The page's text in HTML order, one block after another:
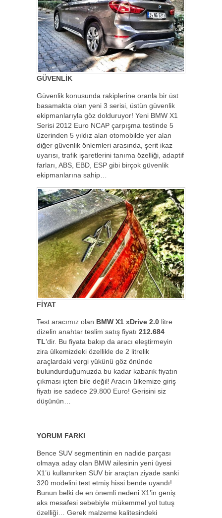
GÜVENLİK
Güvenlik konusunda rakiplerine oranla bir üst
basamakta olan yeni 3 serisi, üstün güvenlik
ekipmanlarıyla göz dolduruyor! Yeni BMW X1
Serisi 2012 Euro NCAP çarpışma testinde 5
üzerinden 5 yıldız alan otomobilde yer alan
diğer güvenlik önlemleri arasında, şerit ikaz
uyarısı, trafik işaretlerini tanıma özelliği, adaptif
farları, ABS, EBD, ESP gibi birçok güvenlik
ekipmanlarına sahip…
FİYAT
Test aracımız olan BMW X1 xDrive 2.0 litre
dizelin anahtar teslim satış fiyatı 212.684
TL’dir. Bu fiyata bakıp da aracı eleştirmeyin
zira ülkemizdeki özellikle de 2 litrelik
araçlardaki vergi yükünü göz önünde
bulundurduğumuzda bu kadar kabarık fiyatın
çıkması içten bile değil! Aracın ülkemize giriş
fiyatı ise sadece 29.800 Euro! Gerisini siz
düşünün…
YORUM FARKI
Bence SUV segmentinin en nadide parçası
olmaya aday olan BMW ailesinin yeni üyesi
X1’ü kullanırken SUV bir araçtan ziyade sanki
320 modelini test etmiş hissi bende uyandı!
Bunun belki de en önemli nedeni X1’in geniş
aks mesafesi sebebiyle mükemmel yol tutuş
özelliği… Gerek malzeme kalitesindeki